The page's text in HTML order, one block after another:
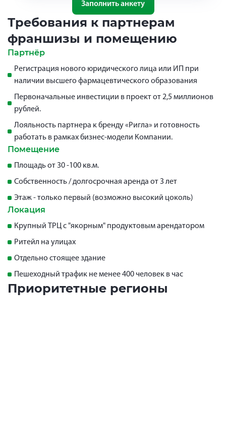
Заполнить анкету
Требования к партнерам
франшизы и помещению
Партнёр
Регистрация нового юридического лица или ИП при
наличии высшего фармацевтического образования
Первоначальные инвестиции в проект от 2,5 миллионов
рублей.
Лояльность партнера к бренду «Ригла» и готовность
работать в рамках бизнес-модели Компании.
Помещение
Площадь от 30 -100 кв.м.
Собственность / долгосрочная аренда от 3 лет
Этаж - только первый (возможно высокий цоколь)
Локация
Крупный ТРЦ с "якорным" продуктовым арендатором
Ритейл на улицах
Отдельно стоящее здание
Пешеходный трафик не менее 400 человек в час
Приоритетные регионы